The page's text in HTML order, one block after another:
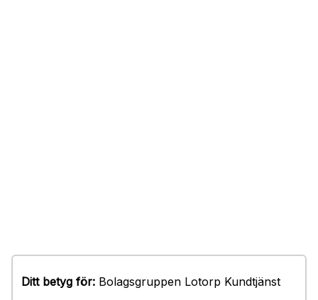
Ditt betyg för: Bolagsgruppen Lotorp Kundtjänst